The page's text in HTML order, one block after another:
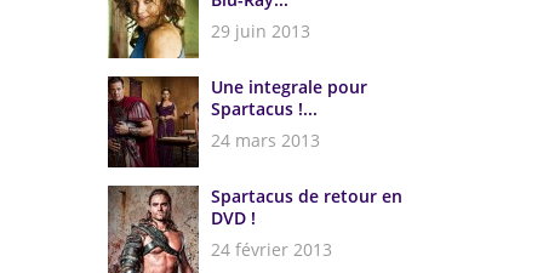
29 juin 2013
Une integrale pour
Spartacus !...
24 mars 2013
Spartacus de retour en
DVD !
24 février 2013